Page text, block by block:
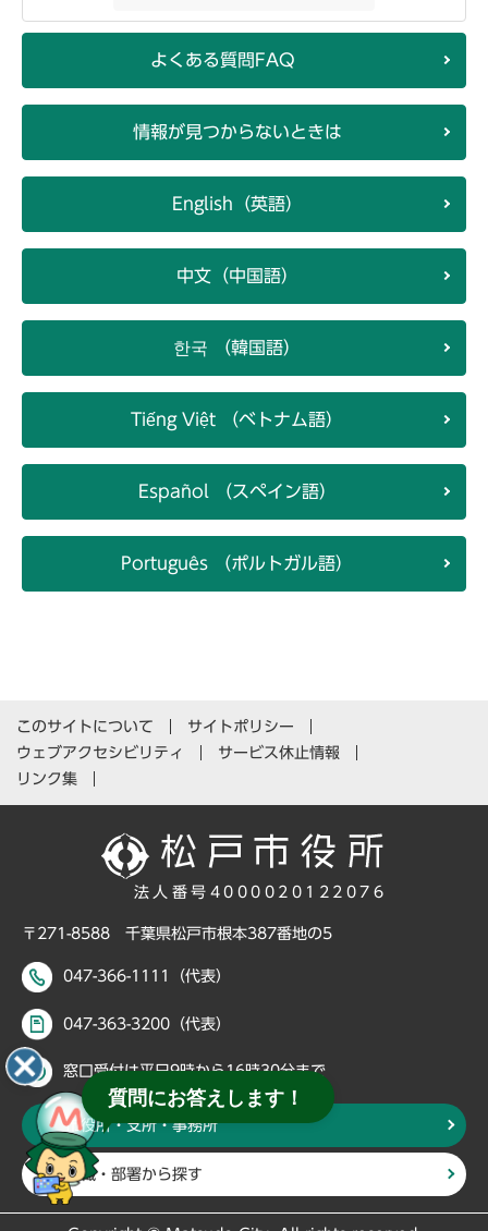
よくある質問FAQ
情報が見つからないときは
English（英語）
中文（中国語）
한국 （韓国語）
Tiếng Việt （ベトナム語）
Español （スペイン語）
Português （ポルトガル語）
このサイトについて
サイトポリシー
ウェブアクセシビリティ
サービス休止情報
リンク集
法人番号4000020122076
〒271-8588 千葉県松戸市根本387番地の5
047-366-1111（代表）
047-363-3200（代表）
窓口受付は平日9時から16時30分まで
市役所・支所・事務所
組織・部署から探す
質問にお答えします！